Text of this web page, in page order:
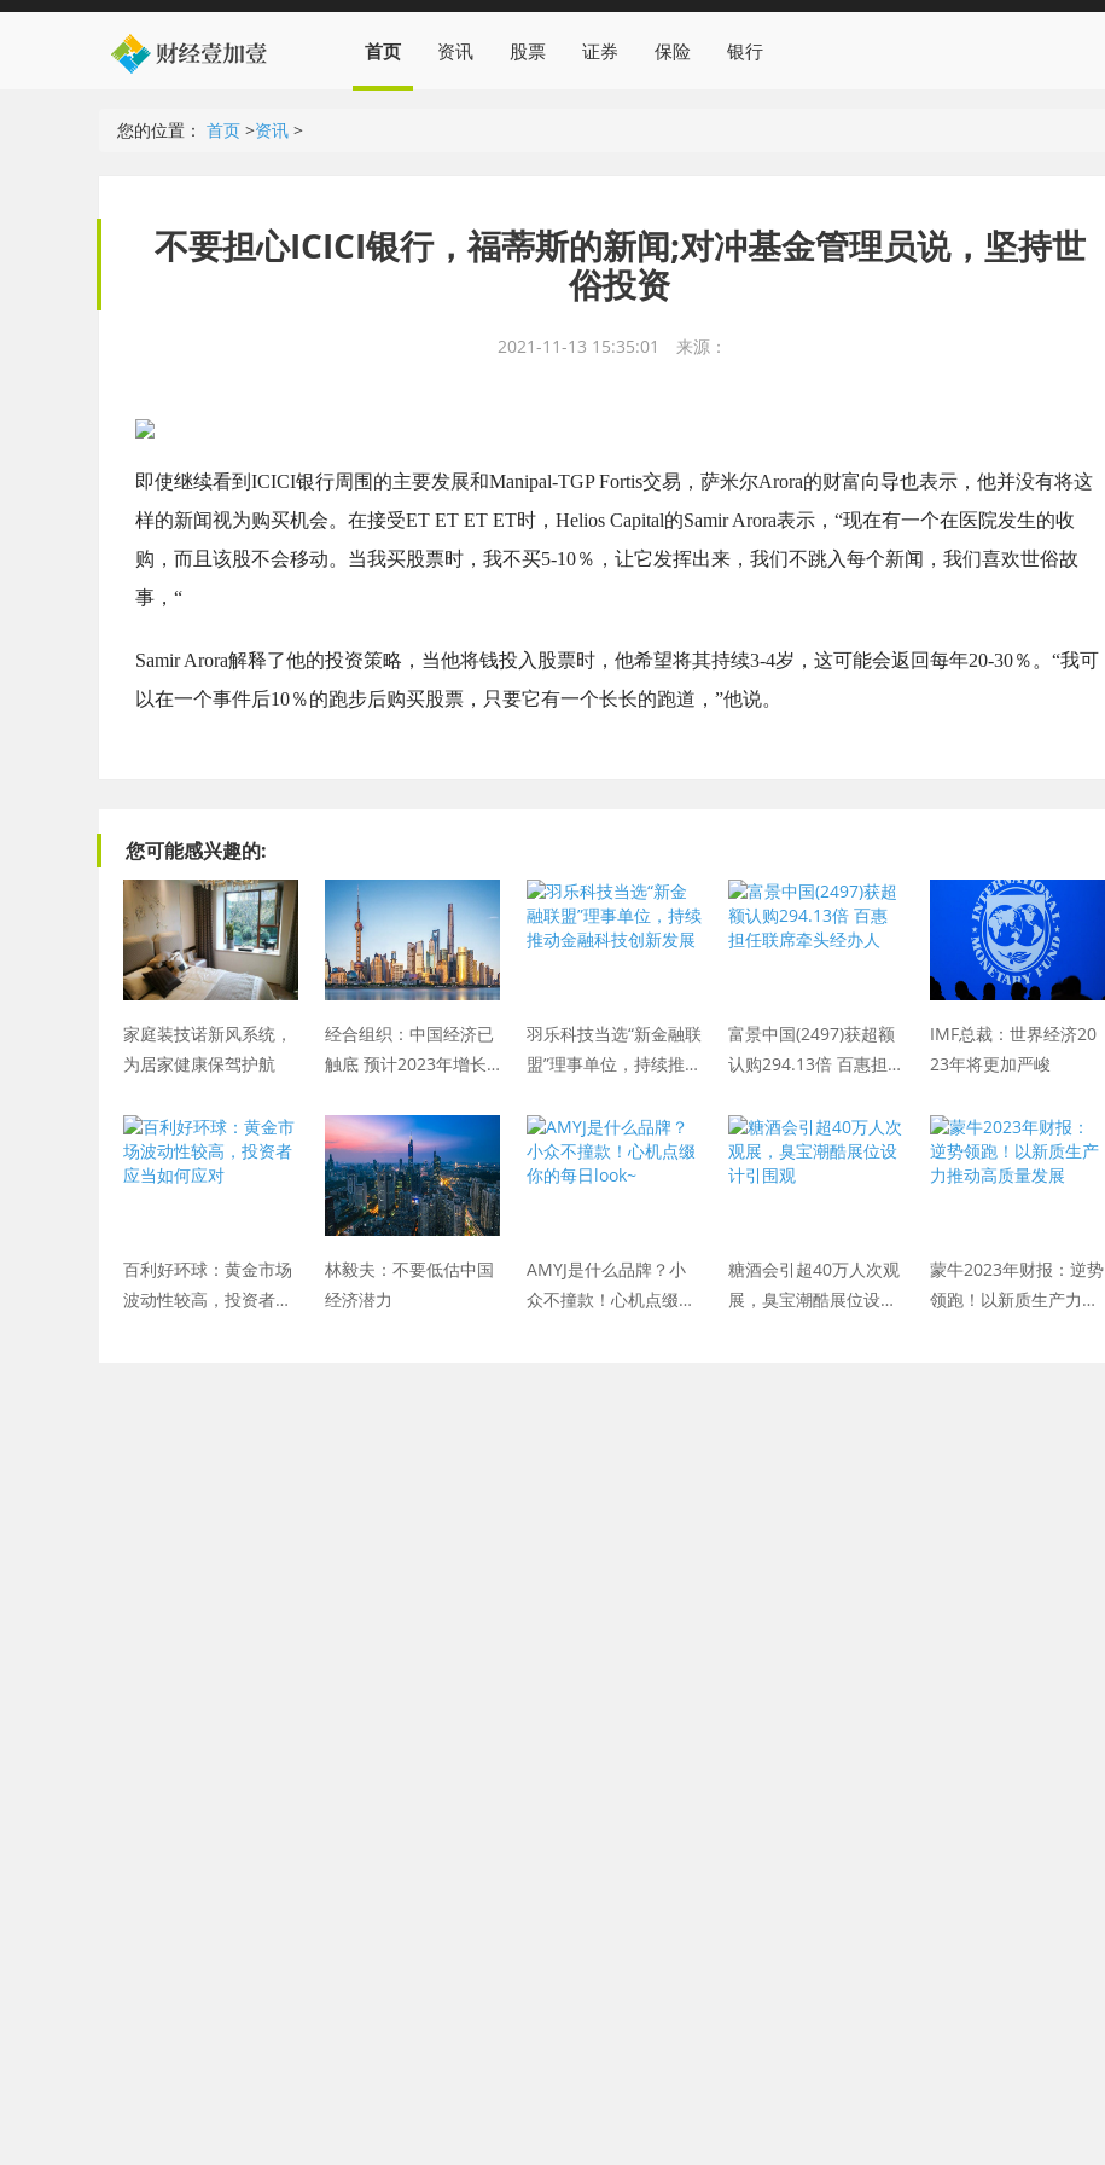
首页 资讯 股票 证券 保险 银行
您的位置： 首页 >资讯 >
不要担心ICICI银行，福蒂斯的新闻;对冲基金管理员说，坚持世
俗投资
2021-11-13 15:35:01 来源：
即使继续看到ICICI银行周围的主要发展和Manipal-TGP Fortis交易，萨米尔Arora的财富向导也表示，他并没有将这
样的新闻视为购买机会。在接受ET ET ET ET时，Helios Capital的Samir Arora表示，“现在有一个在医院发生的收
购，而且该股不会移动。当我买股票时，我不买5-10％，让它发挥出来，我们不跳入每个新闻，我们喜欢世俗故
事，“
Samir Arora解释了他的投资策略，当他将钱投入股票时，他希望将其持续3-4岁，这可能会返回每年20-30％。“我可
以在一个事件后10％的跑步后购买股票，只要它有一个长长的跑道，”他说。
您可能感兴趣的:
家庭装技诺新风系统，
为居家健康保驾护航
经合组织：中国经济已
触底 预计2023年增长
羽乐科技当选“新金融联
盟”理事单位，持续推动
富景中国(2497)获超额
认购294.13倍 百惠担
IMF总裁：世界经济20
23年将更加严峻
百利好环球：黄金市场
波动性较高，投资者应
林毅夫：不要低估中国
经济潜力
AMYJ是什么品牌？小
众不撞款！心机点缀你
糖酒会引超40万人次观
展，臭宝潮酷展位设计
蒙牛2023年财报：逆势
领跑！以新质生产力推